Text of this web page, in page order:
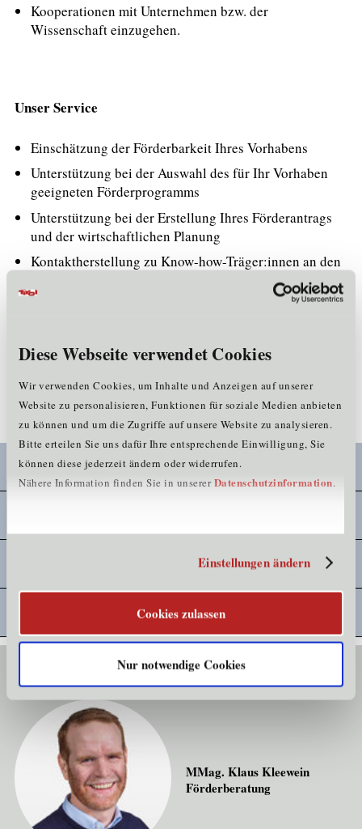
Diese Webseite verwendet Cookies
Wir verwenden Cookies, um Inhalte und Anzeigen auf unserer
Website zu personalisieren, Funktionen für soziale Medien anbieten
zu können und um die Zugriffe auf unsere Website zu analysieren.
Bitte erteilen Sie uns dafür Ihre entsprechende Einwilligung, Sie
können diese jederzeit ändern oder widerrufen.
Nähere Information finden Sie in unsererDatenschutzinformation.
Einstellungen ändern
Cookies zulassen
Nur notwendige Cookies
Kooperationen mit Unternehmen bzw. der
Wissenschaft einzugehen.
Unser Service
Einschätzung der Förderbarkeit Ihres Vorhabens
Unterstützung bei der Auswahl des für Ihr Vorhaben
geeigneten Förderprogramms
Unterstützung bei der Erstellung Ihres Förderantrags
und der wirtschaftlichen Planung
Kontaktherstellung zu Know-how-Träger:innen an den
Tiroler Hochschulen und außeruniversitären
Forschungseinrichtungen
Gerne stehen Ihnen die Mitarbeiter:innen des Bereichs
Förderberatung & EU-Programme der Standortagentur
Tirol zur Verfügung!
Innovation in KMU
InnovationsassistentIn
K-Regio enterprise
Kontakt
MMag. Klaus Kleewein
Förderberatung